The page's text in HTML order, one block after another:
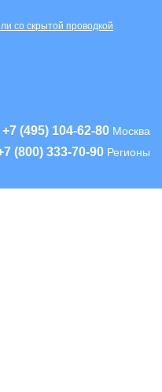
со скрытой проводкой
+7 (495) 104-62-80 Москва
(800) 333-70-90 Регионы